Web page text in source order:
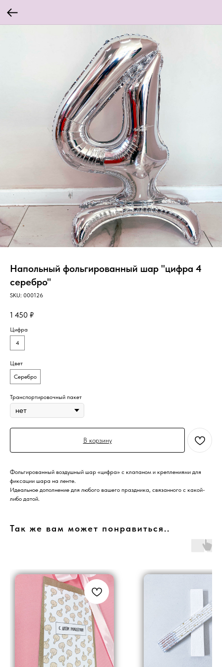
Напольный фольгированный шар "цифра 4
серебро"
SKU: 000126
1 450 ₽
Цифра
4
Цвет
Серебро
Транспортировочный пакет
В корзину
Фольгированный воздушный шар «цифра» с клапаном и креплениями для
фиксации шара на ленте.
Идеальное дополнение для любого вашего праздника, связанного с какой-
либо датой.
Так же вам может понравиться..